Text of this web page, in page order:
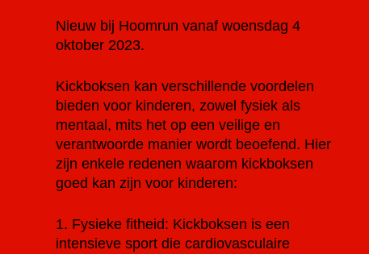
Nieuw bij Hoomrun vanaf woensdag 4
oktober 2023.
Kickboksen kan verschillende voordelen
bieden voor kinderen, zowel fysiek als
mentaal, mits het op een veilige en
verantwoorde manier wordt beoefend. Hier
zijn enkele redenen waarom kickboksen
goed kan zijn voor kinderen:
1. Fysieke fitheid: Kickboksen is een
intensieve sport die cardiovasculaire